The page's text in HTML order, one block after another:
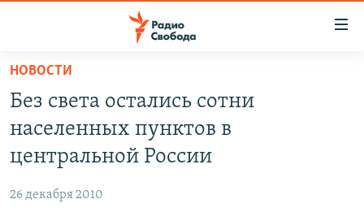
упрощенного
доступа
основному
Вернутся
АВТОРСКИЕ ПРОЕКТЫ
МНЕНИЯ
НОВОСТИ
Без света остались сотни
населенных пунктов в
центральной России
26 декабря 2010